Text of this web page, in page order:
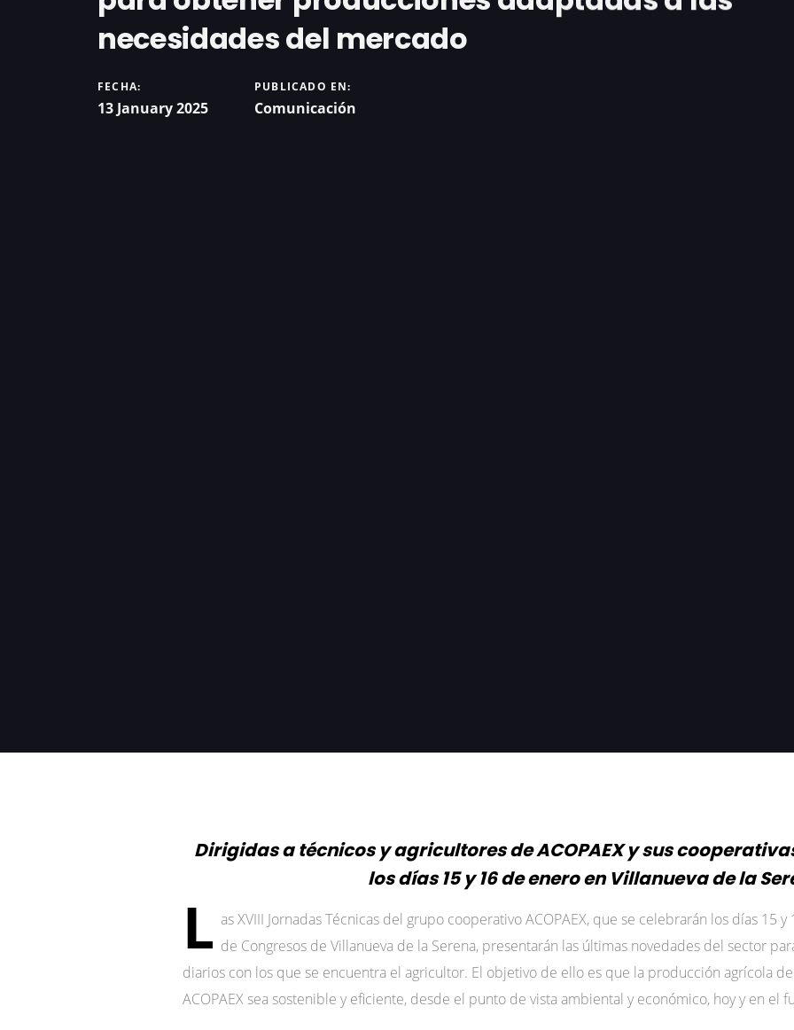
necesidades del mercado
FECHA:
13 January 2025
PUBLICADO EN:
Comunicación
Dirigidas a técnicos y agricultores de ACOPAEX y sus
los días 15 y 16 de enero en Villanueva de la
L as XVIII Jornadas Técnicas del grupo cooperativo ACOPAEX, que se celebrarán los días 15
de Congresos de Villanueva de la Serena, presentarán las últimas novedades del sector
diarios con los que se encuentra el agricultor. El objetivo de ello es que la producción agrícola
ACOPAEX sea sostenible y eficiente, desde el punto de vista ambiental y económico, hoy y en el